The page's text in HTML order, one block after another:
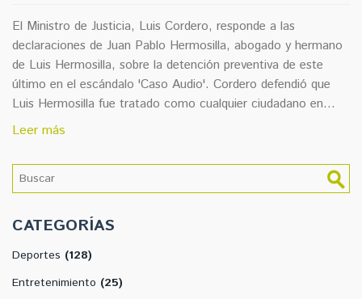
El Ministro de Justicia, Luis Cordero, responde a las
declaraciones de Juan Pablo Hermosilla, abogado y hermano
de Luis Hermosilla, sobre la detención preventiva de este
último en el escándalo 'Caso Audio'. Cordero defendió que
Luis Hermosilla fue tratado como cualquier ciudadano en
situación similar y rechazó las acusaciones de presión al
Leer más
CATEGORÍAS
Deportes (128)
Entretenimiento (25)